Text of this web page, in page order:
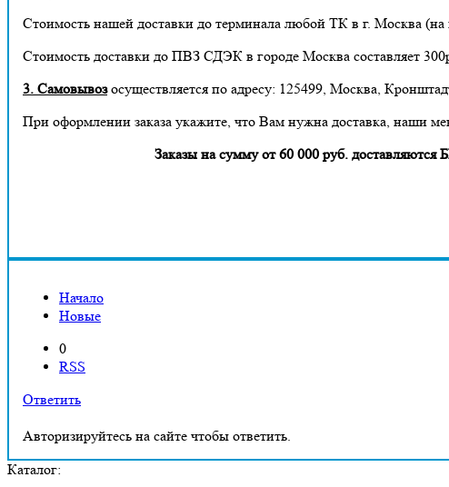
Стоимость нашей доставки до терминала любой ТК в г. Москва (на
Стоимость доставки до ПВЗ СДЭК в городе Москва составляет
3. Самовывозосуществляется по адресу: 125499, Москва,
При оформлении заказа укажите, что Вам нужна доставка, наши
Заказы на сумму от 60 000 руб.
Начало
Новые
0
RSS
Ответить
Авторизируйтесь на сайте чтобы ответить.
Каталог: